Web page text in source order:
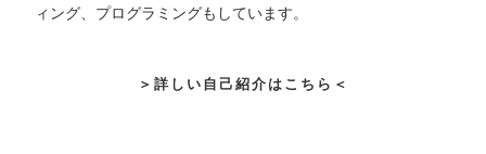
ィング、プログラミングもしています。
＞詳しい自己紹介はこちら＜